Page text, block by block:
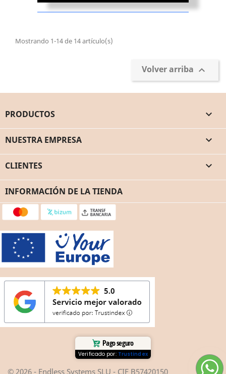
Mostrando 1-14 de 14 artículo(s)
Volver arriba 
PRODUCTOS 
NUESTRA EMPRESA 
CLIENTES 
INFORMACIÓN DE LA TIENDA
Pago seguro
Verificado por: Trustindex
© 2026 - Endless Systems SLU - CIF B57420150